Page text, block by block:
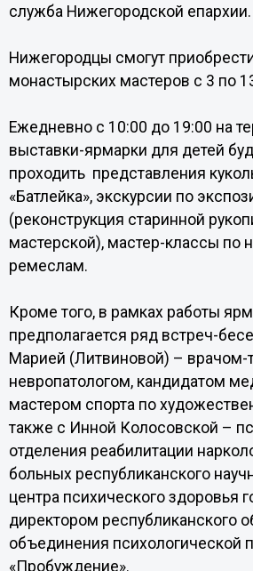
служба Нижегородской епархии.
Нижегородцы смогут
монастырских мастеров с 3 по
Ежедневно с 10:00 до 19:00 на
выставки-ярмарки для детей
проходить представления
«Батлейка», экскурсии по
(реконструкция старинной
мастерской), мастер-классы по
ремеслам.
Кроме того, в рамках работы
предполагается ряд встреч-
Марией (Литвиновой) – врачом-
невропатологом, кандидатом
мастером спорта по
также с Инной Колосовской –
отделения реабилитации
больных республиканского
центра психического здоровья
директором республиканского
объединения психологической
«Пробуждение».